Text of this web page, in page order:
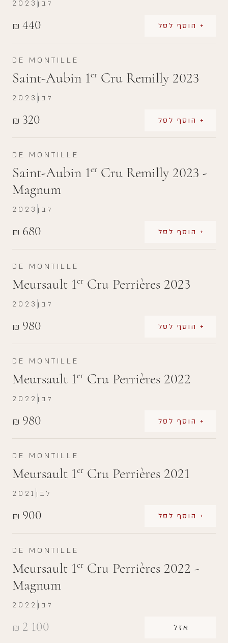
₪ 440 + הוסף לסל
2023 לבן
DE MONTILLE
Saint-Aubin 1er Cru Remilly 2023
₪ 320 + הוסף לסל
2023 לבן
DE MONTILLE
Saint-Aubin 1er Cru Remilly 2023 -
Magnum
₪ 680 + הוסף לסל
2023 לבן
DE MONTILLE
Meursault 1er Cru Perrières 2023
₪ 980 + הוסף לסל
2023 לבן
DE MONTILLE
Meursault 1er Cru Perrières 2022
₪ 980 + הוסף לסל
2022 לבן
DE MONTILLE
Meursault 1er Cru Perrières 2021
₪ 900 + הוסף לסל
2021 לבן
DE MONTILLE
Meursault 1er Cru Perrières 2022 -
Magnum
₪ 2 100 אזל
2022 לבן